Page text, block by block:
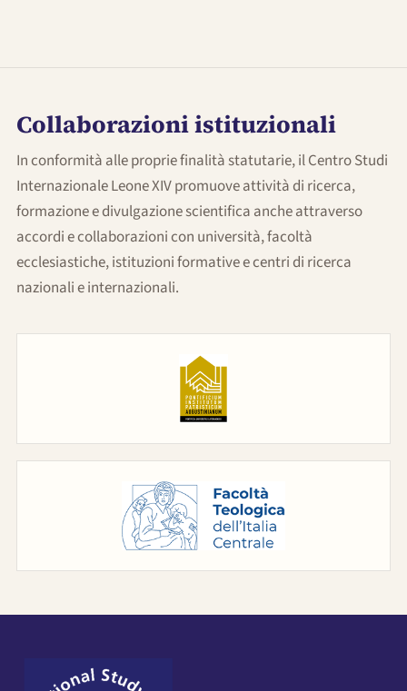
Collaborazioni istituzionali
In conformità alle proprie finalità statutarie, il Centro Studi
Internazionale Leone XIV promuove attività di ricerca,
formazione e divulgazione scientifica anche attraverso
accordi e collaborazioni con università, facoltà
ecclesiastiche, istituzioni formative e centri di ricerca
nazionali e internazionali.